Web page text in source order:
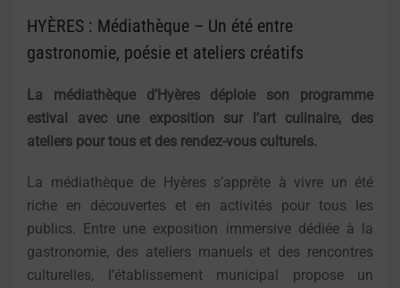
HYÈRES : Médiathèque – Un été entre
gastronomie, poésie et ateliers créatifs
La médiathèque d’Hyères déploie son programme
estival avec une exposition sur l’art culinaire, des
ateliers pour tous et des rendez-vous culturels.
La médiathèque de Hyères s’apprête à vivre un été
riche en découvertes et en activités pour tous les
publics. Entre une exposition immersive dédiée à la
gastronomie, des ateliers manuels et des rencontres
culturelles, l’établissement municipal propose un